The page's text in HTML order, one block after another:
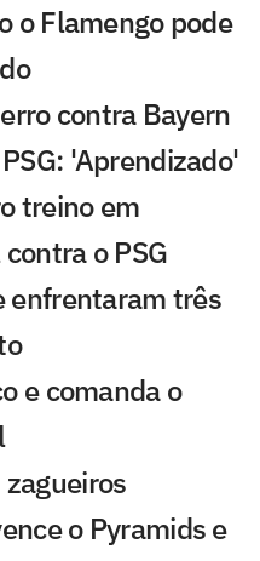
o Flamengo pode
contra Bayern
'Aprendizado'
treino em
o PSG
enfrentaram três
e comanda o
o Pyramids e